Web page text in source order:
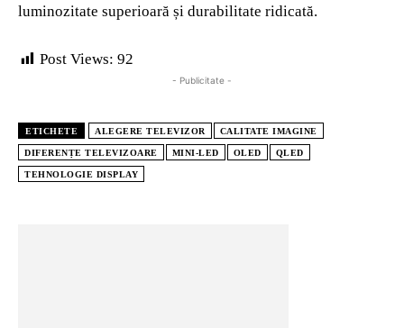
luminozitate superioară și durabilitate ridicată.
Post Views: 92
- Publicitate -
ETICHETE ALEGERE TELEVIZOR CALITATE IMAGINE
DIFERENȚE TELEVIZOARE MINI‑LED OLED QLED
TEHNOLOGIE DISPLAY